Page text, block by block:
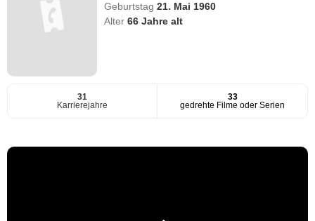
Geburtstag21. Mai 1960
Alter66 Jahre alt
31
Karrierejahre
33
gedrehte Filme oder Serien